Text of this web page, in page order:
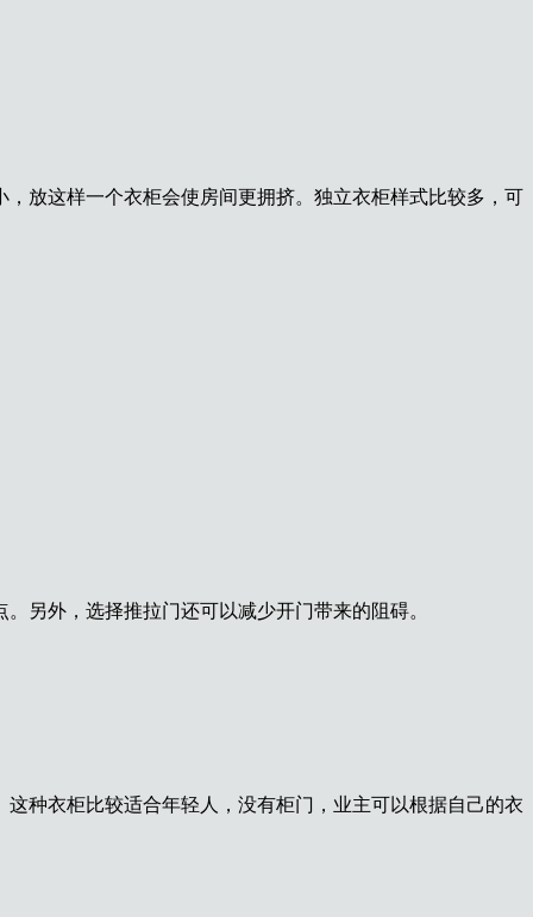
放这样一个衣柜会使房间更拥挤。独立衣柜样式比较多，可
另外，选择推拉门还可以减少开门带来的阻碍。
种衣柜比较适合年轻人，没有柜门，业主可以根据自己的衣